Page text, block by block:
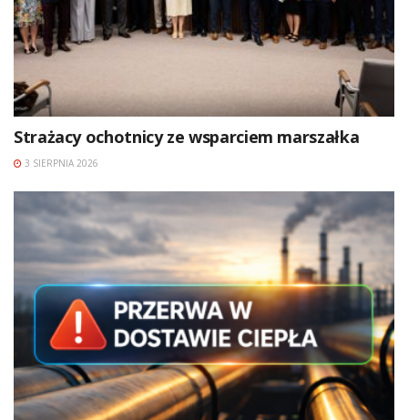
Strażacy ochotnicy ze wsparciem marszałka
3 SIERPNIA 2026